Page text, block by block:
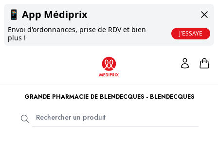
📱 App Médiprix
Envoi d'ordonnances, prise de RDV et bien
plus !
J'ESSAYE
GRANDE PHARMACIE DE BLENDECQUES - BLENDECQUES